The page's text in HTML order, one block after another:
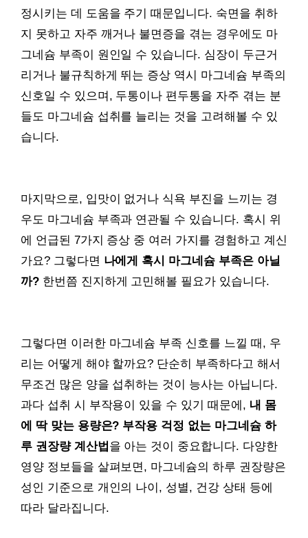
정시키는 데 도움을 주기 때문입니다. 숙면을 취하
지 못하고 자주 깨거나 불면증을 겪는 경우에도 마
그네슘 부족이 원인일 수 있습니다. 심장이 두근거
리거나 불규칙하게 뛰는 증상 역시 마그네슘 부족의
신호일 수 있으며, 두통이나 편두통을 자주 겪는 분
들도 마그네슘 섭취를 늘리는 것을 고려해볼 수 있
습니다.
마지막으로, 입맛이 없거나 식욕 부진을 느끼는 경
우도 마그네슘 부족과 연관될 수 있습니다. 혹시 위
에 언급된 7가지 증상 중 여러 가지를 경험하고 계신
가요? 그렇다면 나에게 혹시 마그네슘 부족은 아닐
까?한번쯤 진지하게 고민해볼 필요가 있습니다.
그렇다면 이러한 마그네슘 부족 신호를 느낄 때, 우
리는 어떻게 해야 할까요? 단순히 부족하다고 해서
무조건 많은 양을 섭취하는 것이 능사는 아닙니다.
과다 섭취 시 부작용이 있을 수 있기 때문에, 내 몸
에 딱 맞는 용량은? 부작용 걱정 없는 마그네슘 하
루 권장량 계산법 을 아는 것이 중요합니다. 다양한
영양 정보들을 살펴보면, 마그네슘의 하루 권장량은
성인 기준으로 개인의 나이, 성별, 건강 상태 등에
따라 달라집니다.